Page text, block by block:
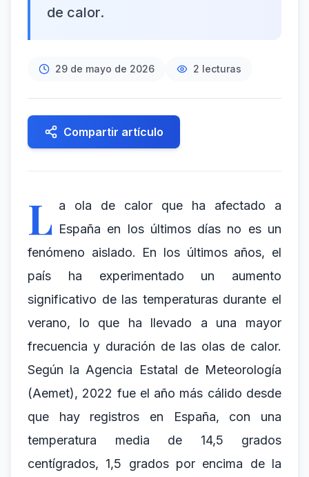
de calor.
29 de mayo de 2026 2 lecturas
Compartir artículo
L a ola de calor que ha afectado a
España en los últimos días no es un
fenómeno aislado. En los últimos años, el
país ha experimentado un aumento
significativo de las temperaturas durante el
verano, lo que ha llevado a una mayor
frecuencia y duración de las olas de calor.
Según la Agencia Estatal de Meteorología
(Aemet), 2022 fue el año más cálido desde
que hay registros en España, con una
temperatura media de 14,5 grados
centígrados, 1,5 grados por encima de la